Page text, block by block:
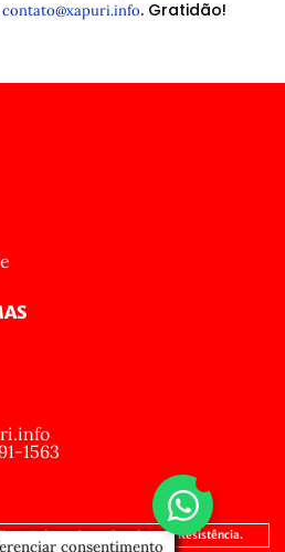
contato@xapuri.info. Gratidão!
1563
Independente, Popular e de Resistência.
consentimento